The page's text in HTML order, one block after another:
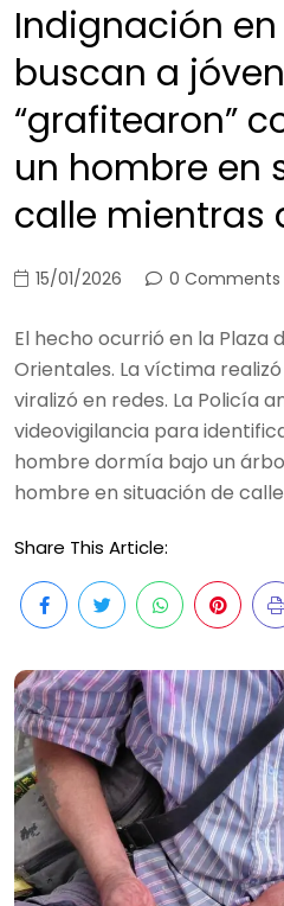
Indignación en
buscan a
“grafitearon”
un hombre en
calle mientras
15/01/2026 0 Comments
El hecho ocurrió en la Plaza
Orientales. La víctima
viralizó en redes. La Policía
videovigilancia para
hombre dormía bajo un
hombre en situación de
Share This Article: